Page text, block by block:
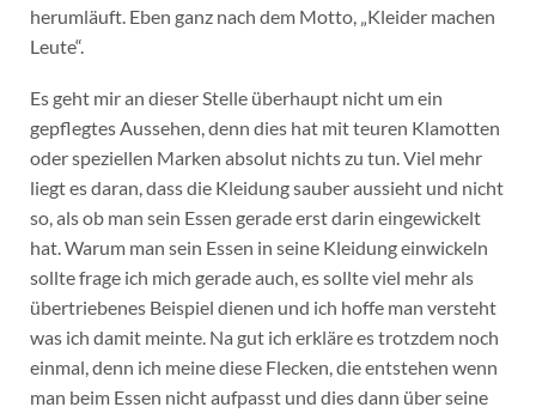
herumläuft. Eben ganz nach dem Motto, „Kleider machen
Leute“.
Es geht mir an dieser Stelle überhaupt nicht um ein
gepflegtes Aussehen, denn dies hat mit teuren Klamotten
oder speziellen Marken absolut nichts zu tun. Viel mehr
liegt es daran, dass die Kleidung sauber aussieht und nicht
so, als ob man sein Essen gerade erst darin eingewickelt
hat. Warum man sein Essen in seine Kleidung einwickeln
sollte frage ich mich gerade auch, es sollte viel mehr als
übertriebenes Beispiel dienen und ich hoffe man versteht
was ich damit meinte. Na gut ich erkläre es trotzdem noch
einmal, denn ich meine diese Flecken, die entstehen wenn
man beim Essen nicht aufpasst und dies dann über seine